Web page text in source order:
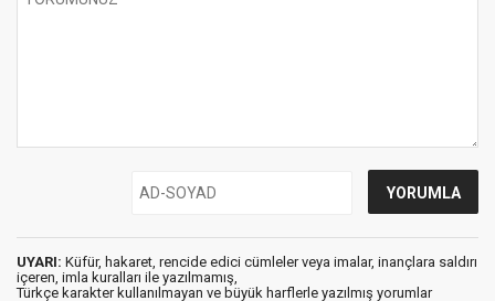
UYARI: Küfür, hakaret, rencide edici cümleler veya imalar, inançlara saldırı
içeren, imla kuralları ile yazılmamış,
Türkçe karakter kullanılmayan ve büyük harflerle yazılmış yorumlar